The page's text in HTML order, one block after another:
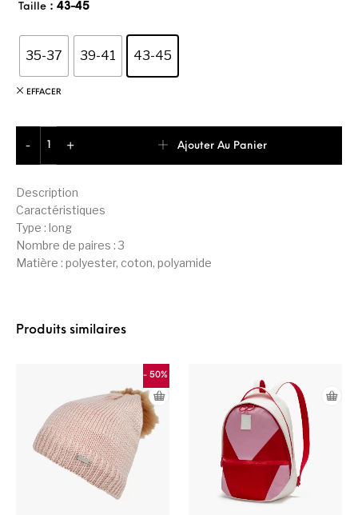
no
io
cli
Description
Caractéristiques
Type : long
Nombre de paires : 3
Matière : polyester, coton, polyamide
Taille : 43-45
35-37 39-41 43-45
EFFACER
-
+
Ajouter Au Panier
Produits similaires
- 50%